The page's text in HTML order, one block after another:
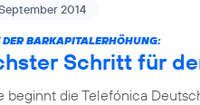
2014
DER BARKAPITALERHÖHUNG:
Schritt für
beginnt die Telefónica